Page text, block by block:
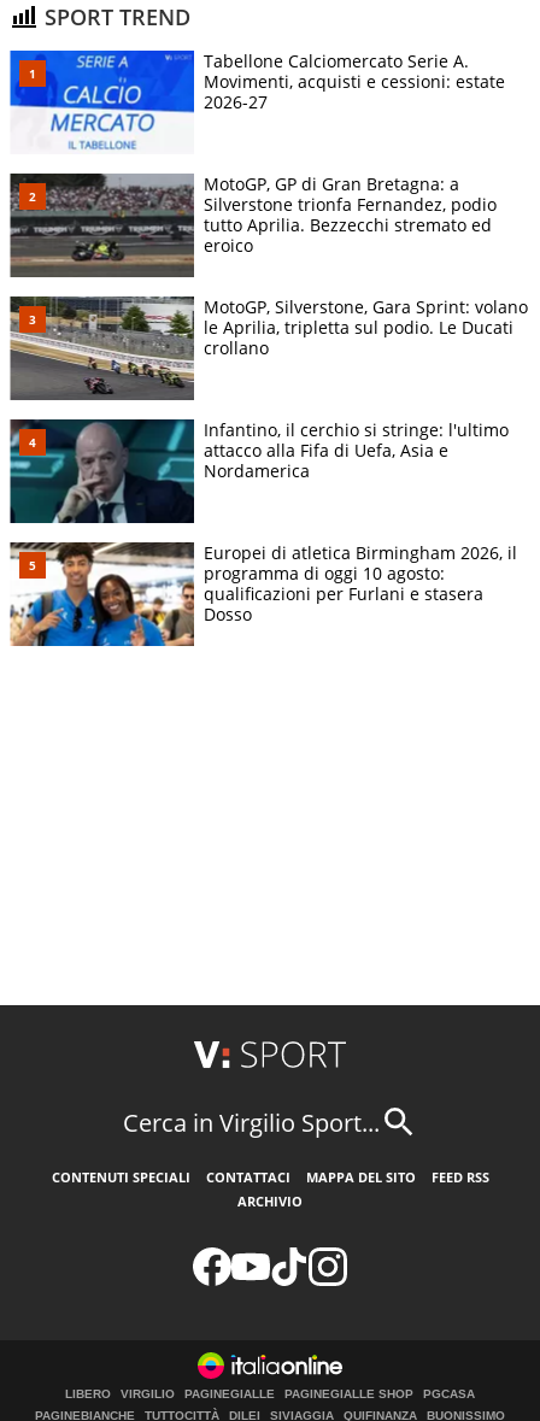
SPORT TREND
Tabellone Calciomercato Serie A.
Movimenti, acquisti e cessioni: estate
2026-27
MotoGP, GP di Gran Bretagna: a
Silverstone trionfa Fernandez, podio
tutto Aprilia. Bezzecchi stremato ed
eroico
MotoGP, Silverstone, Gara Sprint: volano
le Aprilia, tripletta sul podio. Le Ducati
crollano
Infantino, il cerchio si stringe: l'ultimo
attacco alla Fifa di Uefa, Asia e
Nordamerica
Europei di atletica Birmingham 2026, il
programma di oggi 10 agosto:
qualificazioni per Furlani e stasera
Dosso
Cerca in Virgilio Sport...
CONTENUTI SPECIALI CONTATTACI MAPPA DEL SITO
FEED RSS
ARCHIVIO
LIBERO VIRGILIO PAGINEGIALLE PAGINEGIALLE SHOP
PGCASA
PAGINEBIANCHE
TUTTOCITTÀ DILEI SIVIAGGIA QUIFINANZA BUONISSIMO